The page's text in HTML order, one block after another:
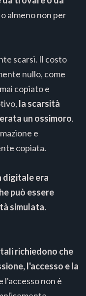
o almeno non per
scarsi. Il costo
nullo, come
copiato e
la scarsità
un ossimoro.
e
copiata.
digitale era
può essere
simulata.
richiedono che
l'accesso e la
l'accesso non è